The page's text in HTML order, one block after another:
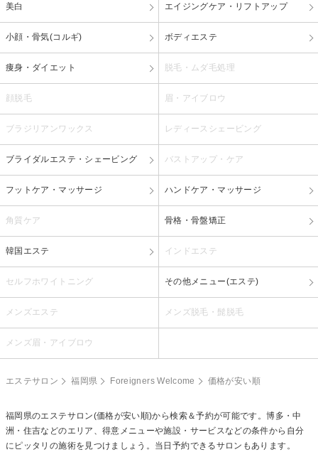
美白 エイジングケア・リフトアップ
小顔・骨気(コルギ) ボディエステ
痩身・ダイエット 脱毛・ムダ毛処理
顔脱毛 眉・アイブロウ
ブラジリアンワックス レディースシェービング
ブライダルエステ・シェービング バストアップ・ケア
フットケア・マッサージ ハンドケア・マッサージ
角質ケア 骨格・骨盤矯正
韓国エステ インドエステ
セルフホワイトニング その他メニュー(エステ)
メンズエステ メンズ脱毛・髭脱毛
メンズ眉・アイブロウ
エステサロン 福岡県 Foreigners Welcome 価格が安い順
福岡県のエステサロン(価格が安い順)から検索＆予約が可能です。博多・中
洲・住吉などのエリア、得意メニューや施設・サービスなどの条件から自分
にピッタリの施術を見つけましょう。当日予約できるサロンもあります。